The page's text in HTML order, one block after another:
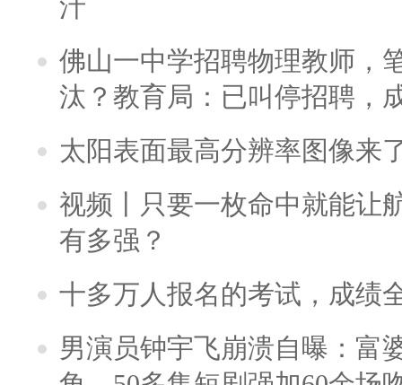
汁
佛山一中学招聘物理教师，
汰？教育局：已叫停招聘，
太阳表面最高分辨率图像来
视频丨只要一枚命中就能让
有多强？
十多万人报名的考试，成绩
男演员钟宇飞崩溃自曝：富